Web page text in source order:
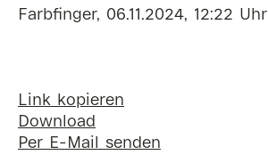
Farbfinger, 06.11.2024, 12:22 Uhr
Link kopieren
Download
Per E-Mail senden